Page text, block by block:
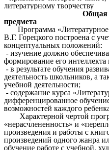
литературному творчеству
Общая
предмета
Программа
В.Г. Горецкого построена с
концептуальных положений:
- изучение должно
формирование его
- в результате обучения
деятельность школьников, а
учебной деятельности;
- содержание курса
дифференцированное
возможностей каждого
Характерной чертой
«нерасчлененность» и
произведения и работы с
произведений одного жанра
обучение работе с учебной,